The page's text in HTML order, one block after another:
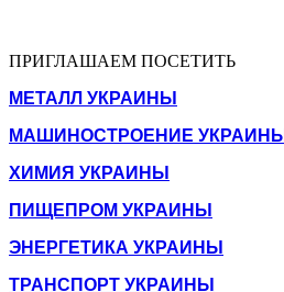
ПРИГЛАШАЕМ ПОСЕТИТЬ
МЕТАЛЛ УКРАИНЫ
МАШИНОСТРОЕНИЕ УКРАИНЫ
ХИМИЯ УКРАИНЫ
ПИЩЕПРОМ УКРАИНЫ
ЭНЕРГЕТИКА УКРАИНЫ
ТРАНСПОРТ УКРАИНЫ